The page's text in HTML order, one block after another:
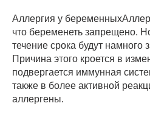
Аллергия у
что беременеть запрещено.
течение срока будут намного
Причина этого кроется в
подвергается иммунная
также в более активной
аллергены.